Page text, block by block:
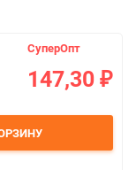
СуперОпт
147,30 ₽